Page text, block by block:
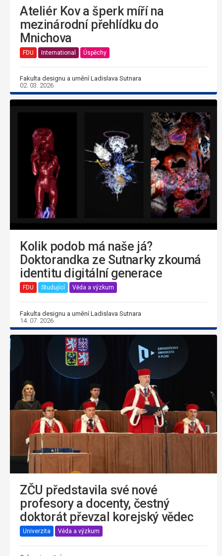
Ateliér Kov a šperk míří na
mezinárodní přehlídku do
Mnichova
FDU International Úspěchy
Fakulta designu a umění Ladislava Sutnara
02. 03. 2026
Kolik podob má naše já?
Doktorandka ze Sutnarky zkoumá
identitu digitální generace
FDU Studující Věda a výzkum
Fakulta designu a umění Ladislava Sutnara
14. 07. 2026
ZČU představila své nové
profesory a docenty, čestný
doktorát převzal korejský vědec
Univerzita Věda a výzkum